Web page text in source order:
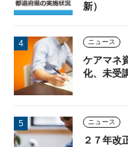
新）
ニュース
ケアマネ
化、未受
ニュース
２７年